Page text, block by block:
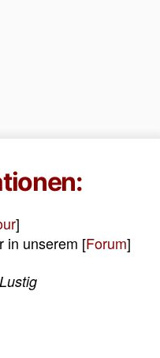
]
in unserem [Forum]